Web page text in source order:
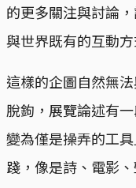
的更多關注與討論
與世界既有的互動方
這樣的企圖自然無
脫鉤，展覽論述有
變為僅是操弄的工
踐，像是詩、電影